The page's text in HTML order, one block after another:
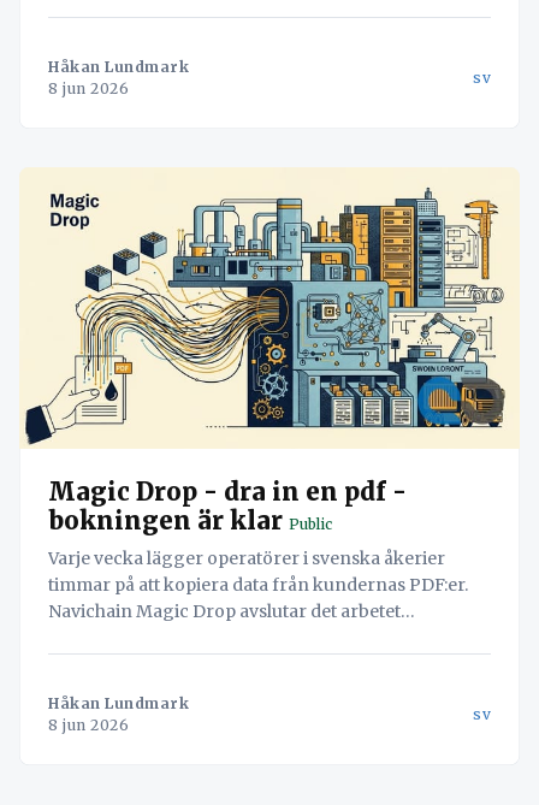
direkt i arbetsflödet.
Håkan Lundmark
8 jun 2026
sv
Magic Drop - dra in en pdf -
bokningen är klar Public
Varje vecka lägger operatörer i svenska åkerier
timmar på att kopiera data från kundernas PDF:er.
Navichain Magic Drop avslutar det arbetet
Håkan Lundmark
8 jun 2026
sv